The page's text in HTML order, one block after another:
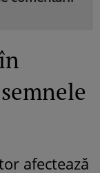
afectează